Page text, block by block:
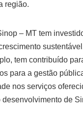
região.
– MT tem
tem contribuído
para a gestão
nos serviços
de